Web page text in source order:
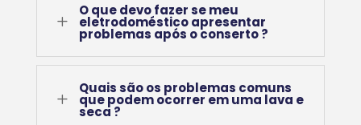
L
O que devo fazer se meu
eletrodoméstico apresentar
problemas após o conserto ?
L
Quais são os problemas comuns
que podem ocorrer em uma lava e
seca ?